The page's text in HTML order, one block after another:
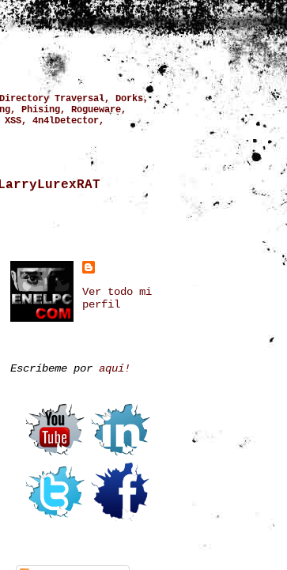
Traversal, Dorks,
Phising, Rogueware,
4n4lDetector,
LarryLurexRAT
Ver todo mi
perfil
Escríbeme por aquí!